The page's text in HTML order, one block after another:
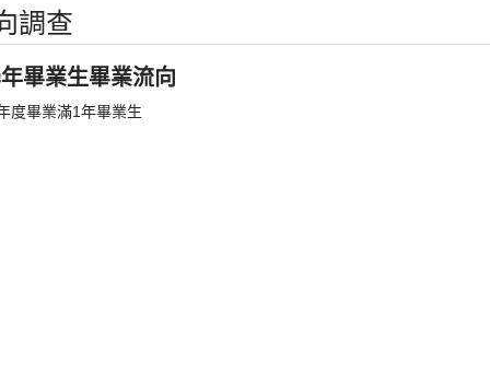
調查
畢業生畢業流向
度畢業滿1年畢業生